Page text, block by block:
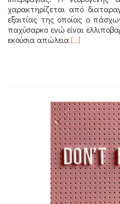
χαρακτηρίζεται από
εξαιτίας της οποίας ο
παχύσαρκο ενώ είναι
εκούσια απώλειαΔιαβάστε
[…]